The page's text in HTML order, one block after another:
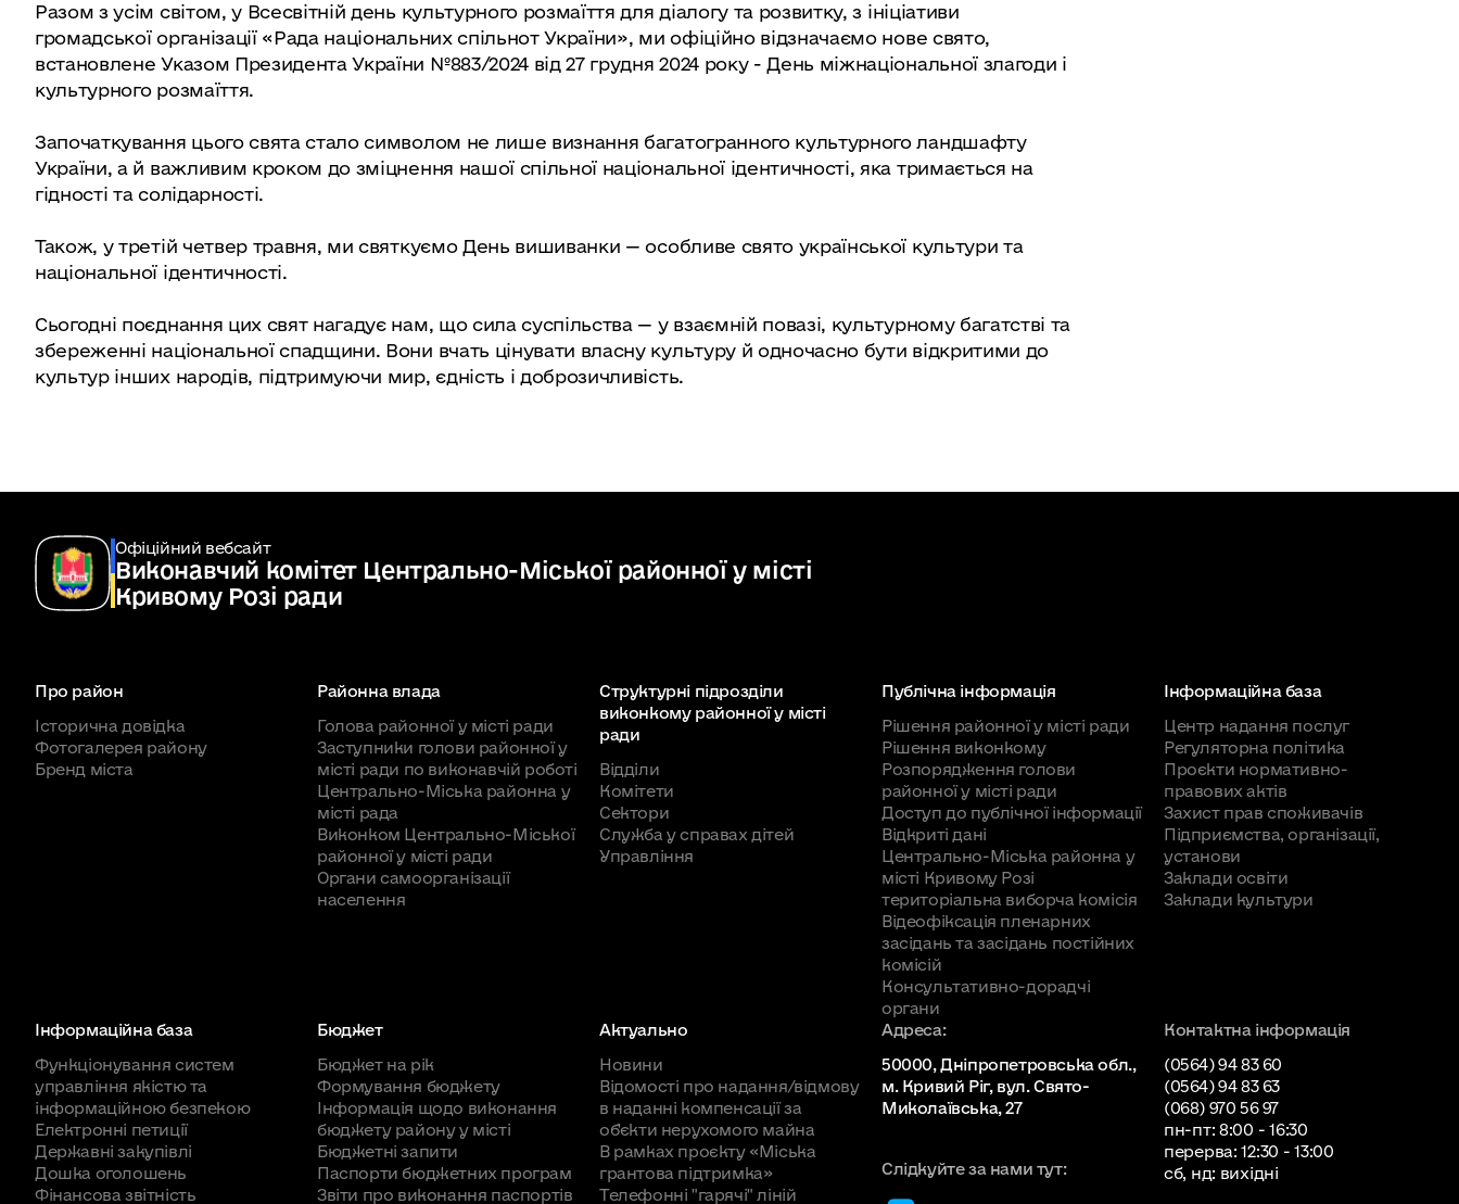
Разом з усім світом, у Всесвітній день культурного розмаїття для діалогу та розвитку, з ініціативи
громадської організації «Рада національних спільнот України», ми офіційно відзначаємо нове свято,
встановлене Указом Президента України №883/2024 від 27 грудня 2024 року - День міжнаціональної злагоди і
культурного розмаїття.
Започаткування цього свята стало символом не лише визнання багатогранного культурного ландшафту
України, а й важливим кроком до зміцнення нашої спільної національної ідентичності, яка тримається на
гідності та солідарності.
Також, у третій четвер травня, ми святкуємо День вишиванки — особливе свято української культури та
національної ідентичності.
Сьогодні поєднання цих свят нагадує нам, що сила суспільства — у взаємній повазі, культурному багатстві та
збереженні національної спадщини. Вони вчать цінувати власну культуру й одночасно бути відкритими до
культур інших народів, підтримуючи мир, єдність і доброзичливість.
Офіційний вебсайт
Виконавчий комітет Центрально-Міської районної у місті
Кривому Розі ради
Про район
Історична довідка
Фотогалерея району
Бренд міста
Районна влада
Голова районної у місті ради
Заступники голови районної у
місті ради по виконавчій роботі
Центрально-Міська районна у
місті рада
Виконком Центрально-Міської
районної у місті ради
Органи самоорганізації
населення
Структурні підрозділи
виконкому районної у місті
ради
Відділи
Комітети
Сектори
Служба у справах дітей
Управління
Публічна інформація
Рішення районної у місті ради
Рішення виконкому
Розпорядження голови
районної у місті ради
Доступ до публічної інформації
Відкриті дані
Центрально-Міська районна у
місті Кривому Розі
територіальна виборча комісія
Відеофіксація пленарних
засідань та засідань постійних
комісій
Консультативно-дорадчі
органи
Інформаційна база
Центр надання послуг
Регуляторна політика
Проєкти нормативно-
правових актів
Захист прав споживачів
Підприємства, організації,
установи
Заклади освіти
Заклади культури
Інформаційна база
Функціонування систем
управління якістю та
інформаційною безпекою
Електронні петиції
Державні закупівлі
Дошка оголошень
Фінансова звітність
Бюджет
Бюджет на рік
Формування бюджету
Інформація щодо виконання
бюджету району у місті
Бюджетні запити
Паспорти бюджетних програм
Звіти про виконання паспортів
Актуально
Новини
Відомості про надання/відмову
в наданні компенсації за
об'єкти нерухомого майна
В рамках проєкту «Міська
грантова підтримка»
Телефонні "гарячі" ліній
Адреса:
50000, Дніпропетровська обл.,
м. Кривий Ріг, вул. Свято-
Миколаївська, 27
Слідкуйте за нами тут:
Контактна інформація
(0564) 94 83 60
(0564) 94 83 63
(068) 970 56 97
пн-пт: 8:00 - 16:30
перерва: 12:30 - 13:00
сб, нд: вихідні